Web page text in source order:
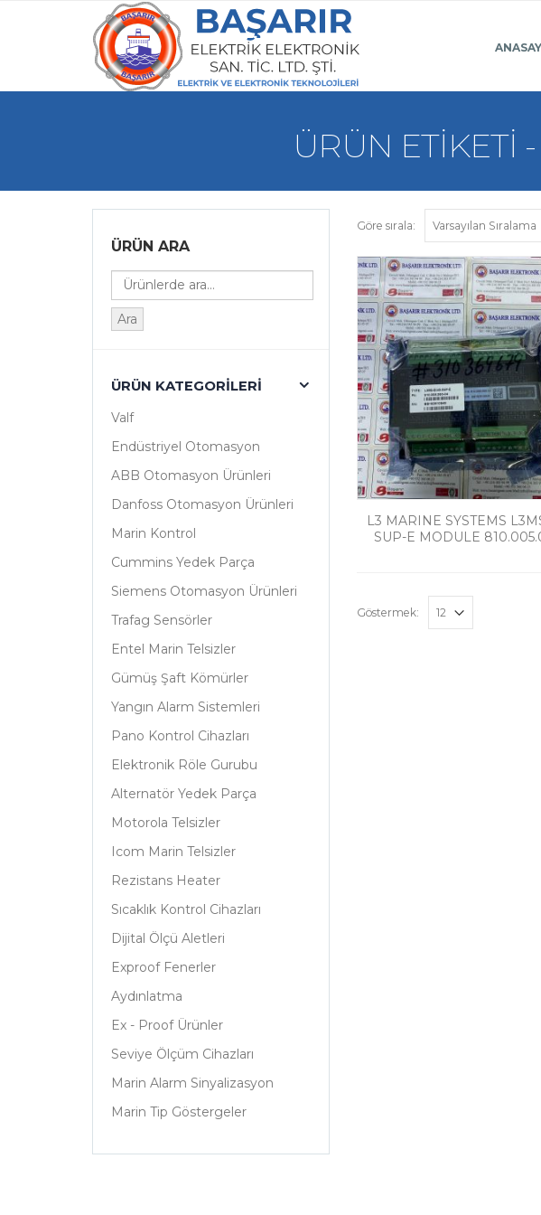
ÜRÜN ETIKETI
Göre sırala:
L3 MARINE SYSTEMS
SUP-E MODULE
Göstermek:
ÜRÜN ARA
Ara
ÜRÜN KATEGORILERI
Valf
Endüstriyel Otomasyon
ABB Otomasyon Ürünleri
Danfoss Otomasyon Ürünleri
Marin Kontrol
Cummins Yedek Parça
Siemens Otomasyon Ürünleri
Trafag Sensörler
Entel Marin Telsizler
Gümüş Şaft Kömürler
Yangın Alarm Sistemleri
Pano Kontrol Cihazları
Elektronik Röle Gurubu
Alternatör Yedek Parça
Motorola Telsizler
Icom Marin Telsizler
Rezistans Heater
Sıcaklık Kontrol Cihazları
Dijital Ölçü Aletleri
Exproof Fenerler
Aydınlatma
Ex - Proof Ürünler
Seviye Ölçüm Cihazları
Marin Alarm Sinyalizasyon
Marin Tip Göstergeler